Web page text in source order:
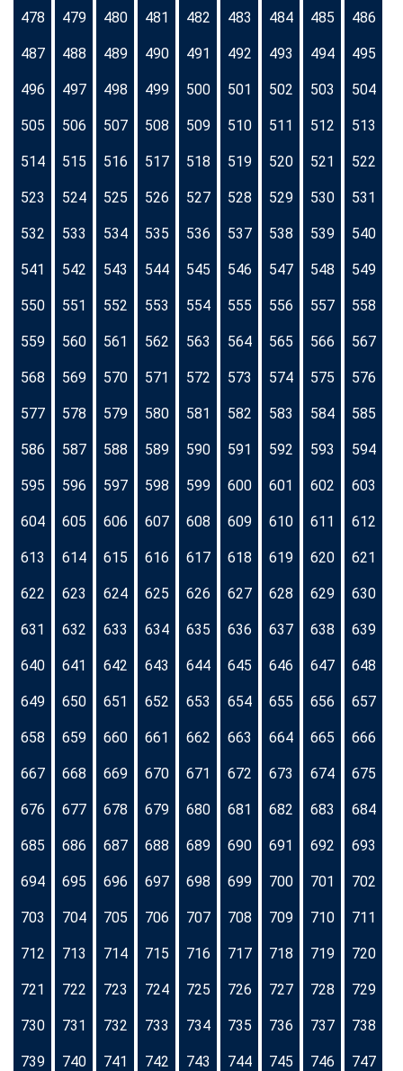
478 479 480 481 482 483 484 485 486
487 488 489 490 491 492 493 494 495
496 497 498 499 500 501 502 503 504
505 506 507 508 509 510 511 512 513
514 515 516 517 518 519 520 521 522
523 524 525 526 527 528 529 530 531
532 533 534 535 536 537 538 539 540
541 542 543 544 545 546 547 548 549
550 551 552 553 554 555 556 557 558
559 560 561 562 563 564 565 566 567
568 569 570 571 572 573 574 575 576
577 578 579 580 581 582 583 584 585
586 587 588 589 590 591 592 593 594
595 596 597 598 599 600 601 602 603
604 605 606 607 608 609 610 611 612
613 614 615 616 617 618 619 620 621
622 623 624 625 626 627 628 629 630
631 632 633 634 635 636 637 638 639
640 641 642 643 644 645 646 647 648
649 650 651 652 653 654 655 656 657
658 659 660 661 662 663 664 665 666
667 668 669 670 671 672 673 674 675
676 677 678 679 680 681 682 683 684
685 686 687 688 689 690 691 692 693
694 695 696 697 698 699 700 701 702
703 704 705 706 707 708 709 710 711
712 713 714 715 716 717 718 719 720
721 722 723 724 725 726 727 728 729
730 731 732 733 734 735 736 737 738
739 740 741 742 743 744 745 746 747